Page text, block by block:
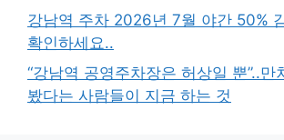
강남역 주차 2026년 7월 야간 50%
확인하세요..
“강남역 공영주차장은 허상일 뿐”..만
봤다는 사람들이 지금 하는 것